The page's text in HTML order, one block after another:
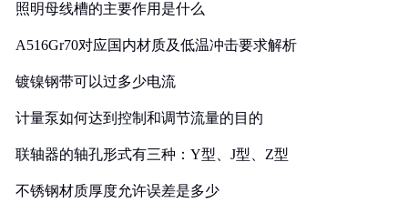
照明母线槽的主要作用是什么
A516Gr70对应国内材质及低温冲击要求解析
镀镍钢带可以过多少电流
计量泵如何达到控制和调节流量的目的
联轴器的轴孔形式有三种：Y型、J型、Z型
不锈钢材质厚度允许误差是多少